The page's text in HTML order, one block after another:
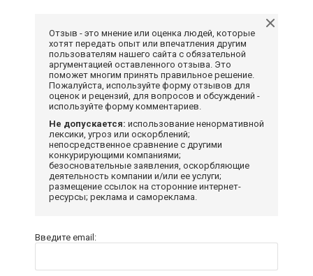
Отзыв - это мнение или оценка людей, которые
хотят передать опыт или впечатления другим
пользователям нашего сайта с обязательной
аргументацией оставленного отзыва. Это
поможет многим принять правильное решение.
Пожалуйста, используйте форму отзывов для
оценок и рецензий, для вопросов и обсуждений -
используйте форму комментариев.
Не допускается: использование ненормативной
лексики, угроз или оскорблений;
непосредственное сравнение с другими
конкурирующими компаниями;
безосновательные заявления, оскорбляющие
деятельность компании и/или ее услуги;
размещение ссылок на сторонние интернет-
ресурсы; реклама и самореклама.
Введите email: